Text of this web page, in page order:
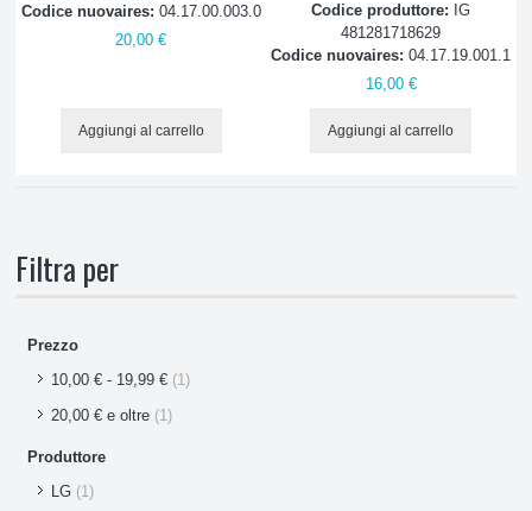
Filtri acqua
Lampadine
Piastre evaporatori
Resistenze sbrinamento
Codice nuovaires: 04.17.00.003.0
20,00 €
Aggiungi al carrello
Codice produttore: IG
481281718629
Codice nuovaires:04.17.19.001.1
16,00 €
Aggiungi al carrello
Filtra per
Prezzo
10,00 € - 19,99 € (1)
20,00 € e oltre (1)
Produttore
LG (1)